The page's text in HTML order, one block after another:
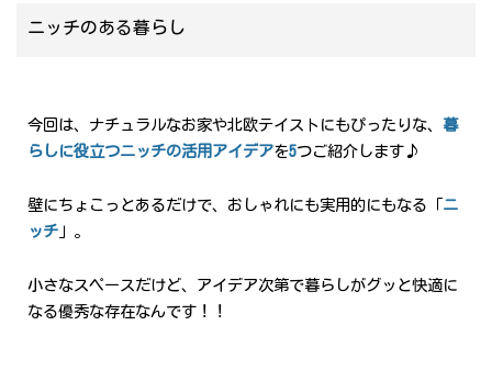
ニッチのある暮らし
今回は、ナチュラルなお家や北欧テイストにもぴったりな、 暮
らしに役立つニッチの活用アイデアを5つご紹介します♪
壁にちょこっとあるだけで、おしゃれにも実用的にもなる「ニ
ッチ 」。
小さなスペースだけど、アイデア次第で暮らしがグッと快適に
なる優秀な存在なんです！！